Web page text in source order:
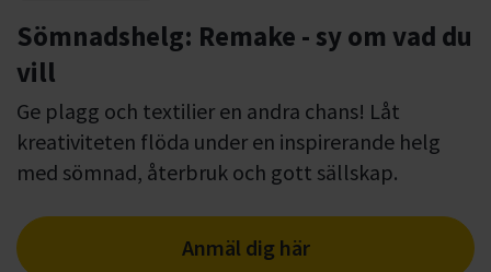
Sömnadshelg: Remake - sy om vad du
vill
Ge plagg och textilier en andra chans! Låt
kreativiteten flöda under en inspirerande helg
med sömnad, återbruk och gott sällskap.
Anmäl dig här